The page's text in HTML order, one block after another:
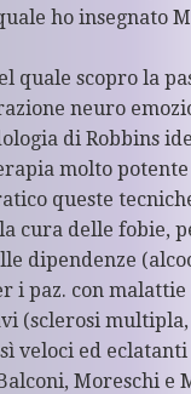
ho insegnato
quale scopro la
neuro
di Robbins
molto
queste
cura delle fobie,
dipendenze
i paz. con
(sclerosi multipla,
veloci ed eclatanti
Moreschi e